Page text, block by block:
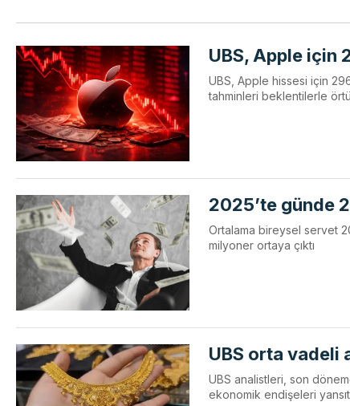
UBS, Apple için
UBS, Apple hissesi için
tahminleri beklentilerle
2025’te günde
Ortalama bireysel servet
milyoner ortaya çıktı
UBS orta vadeli
UBS analistleri, son
ekonomik endişeleri